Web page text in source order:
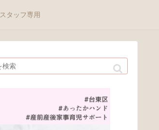
スタッフ専用